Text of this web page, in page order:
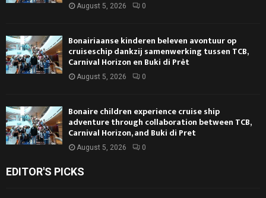
August 5, 2026 0
Bonairiaanse kinderen beleven avontuur op
cruiseschip dankzij samenwerking tussen TCB,
Carnival Horizon en Buki di Prèt
August 5, 2026 0
Bonaire children experience cruise ship
adventure through collaboration between TCB,
Carnival Horizon, and Buki di Pret
August 5, 2026 0
EDITOR'S PICKS